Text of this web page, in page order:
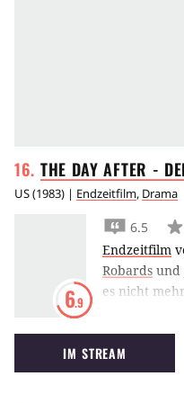
THE DAY AFTER -
US(1983) | Endzeitfilm, Drama
6.9
6.5
Endzeitfilm
Robards und
es nicht
Der Tag
der beiden
Grauens:
IM STREAM